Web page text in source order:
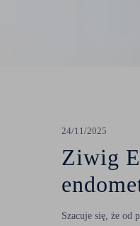
Urologia
24/11/2025
Ziwig
Szacuje się, że od